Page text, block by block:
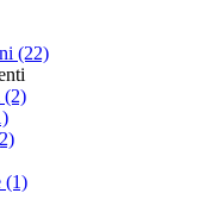
(22)
(2)
(1)